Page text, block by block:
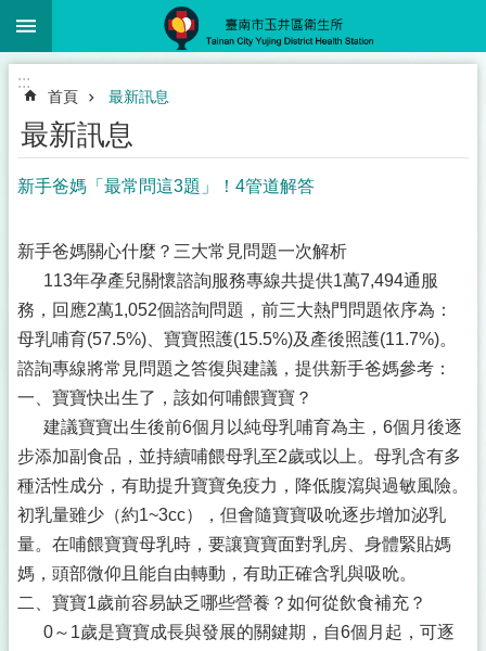
跳到主要內容區塊
:::
首頁 最新訊息
最新訊息
新手爸媽「最常問這3題」！4管道解答
新手爸媽關心什麼？三大常見問題一次解析
113年孕產兒關懷諮詢服務專線共提供1萬7,494通服
務，回應2萬1,052個諮詢問題，前三大熱門問題依序為：
母乳哺育(57.5%)、寶寶照護(15.5%)及產後照護(11.7%)。
諮詢專線將常見問題之答復與建議，提供新手爸媽參考：
一、寶寶快出生了，該如何哺餵寶寶？
建議寶寶出生後前6個月以純母乳哺育為主，6個月後逐
步添加副食品，並持續哺餵母乳至2歲或以上。母乳含有多
種活性成分，有助提升寶寶免疫力，降低腹瀉與過敏風險。
初乳量雖少（約1~3cc），但會隨寶寶吸吮逐步增加泌乳
量。在哺餵寶寶母乳時，要讓寶寶面對乳房、身體緊貼媽
媽，頭部微仰且能自由轉動，有助正確含乳與吸吮。
二、寶寶1歲前容易缺乏哪些營養？如何從飲食補充？
0～1歲是寶寶成長與發展的關鍵期，自6個月起，可逐